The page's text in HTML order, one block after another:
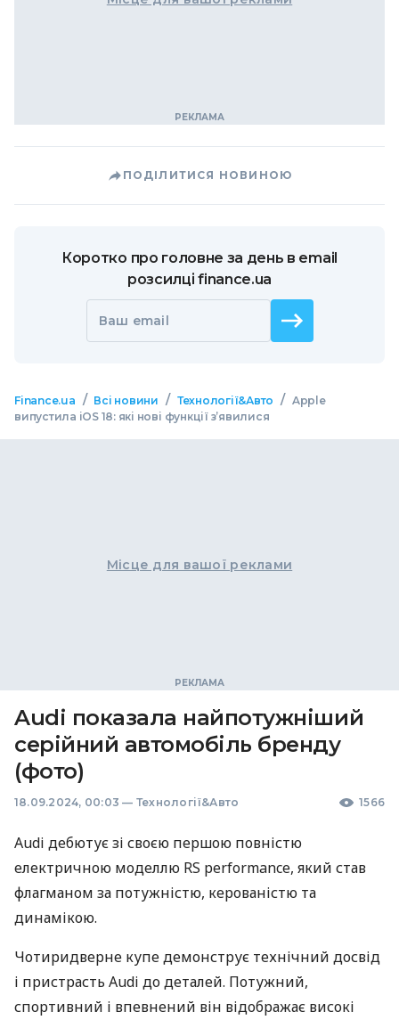
ПОДІЛИТИСЯ НОВИНОЮ
Коротко про головне за день в email
розсилці finance.ua
Ваш email
Finance.ua / Всі новини / Технології&Авто / Apple
випустила iOS 18: які нові функції з’явилися
Місце для вашої реклами
Audi показала найпотужніший
серійний автомобіль бренду
(фото)
18.09.2024, 00:03 — Технології&Авто 1566
Audi дебютує зі своєю першою повністю
електричною моделлю RS performance, який став
флагманом за потужністю, керованістю та
динамікою.
Чотиридверне купе демонструє технічний досвід
і пристрасть Audi до деталей. Потужний,
спортивний і впевнений він відображає високі